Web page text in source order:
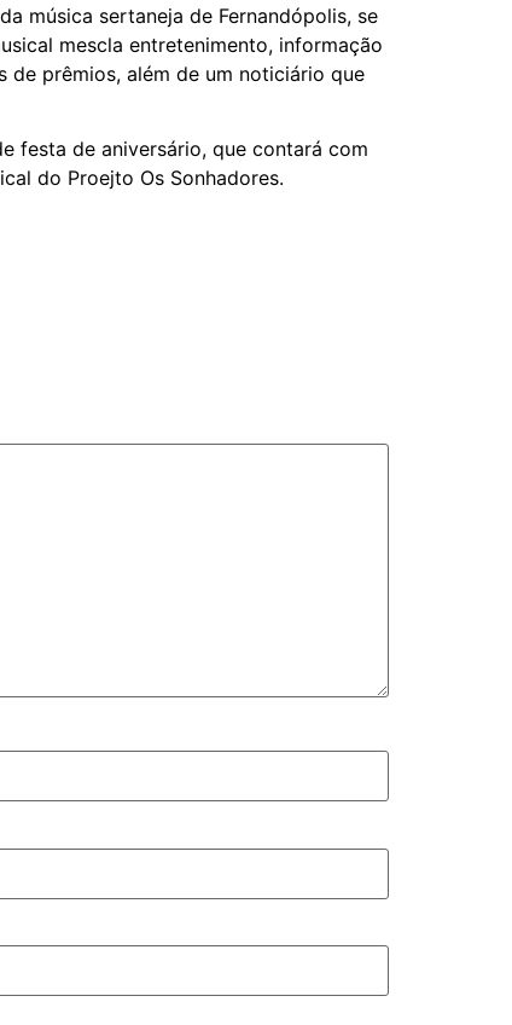
música sertaneja de Fernandópolis, se
mescla entretenimento, informação
prêmios, além de um noticiário que
festa de aniversário, que contará com
do Proejto Os Sonhadores.